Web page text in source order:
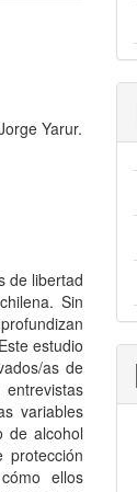
Yarur.
de libertad
Sin
estudio
as de
variables
de alcohol
protección
ellos